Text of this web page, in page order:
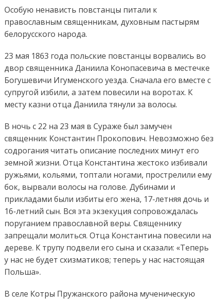
Особую ненависть повстанцы питали к
православным священникам, духовным пастырям
белорусского народа.
23 мая 1863 года польские повстанцы ворвались во
двор священника Даниила Конопасевича в местечке
Богушевичи Игуменского уезда. Сначала его вместе с
супругой избили, а затем повесили на воротах. К
месту казни отца Даниила тянули за волосы.
В ночь с 22 на 23 мая в Сураже был замучен
священник Константин Прокопович. Невозможно без
содрогания читать описание последних минут его
земной жизни. Отца Константина жестоко избивали
ружьями, кольями, топтали ногами, прострелили ему
бок, вырвали волосы на голове. Дубинами и
прикладами были избиты его жена, 17-летняя дочь и
16-летний сын. Вся эта экзекуция сопровождалась
поруганием православной веры. Священнику
запрещали молиться. Отца Константина повесили на
дереве. К трупу подвели его сына и сказали: «Теперь
у нас не будет схизматиков; теперь у нас настоящая
Польша».
В селе Котры Пружанского района мученическую